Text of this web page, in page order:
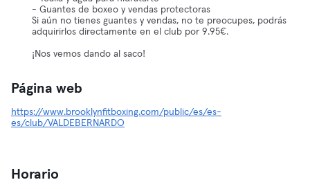
- Guantes de boxeo y vendas protectoras
Si aún no tienes guantes y vendas, no te preocupes, podrás
adquirirlos directamente en el club por 9.95€.
¡Nos vemos dando al saco!
Página web
https://www.brooklynfitboxing.com/public/es/es-
es/club/VALDEBERNARDO
Horario